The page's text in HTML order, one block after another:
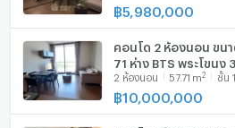
฿5,980,000
คอนโด 2 ห้องนอน ขนา
71 ห่าง BTS พระโขนง
2 ห้องนอน 57.71 m2 ชั้น
฿10,000,000